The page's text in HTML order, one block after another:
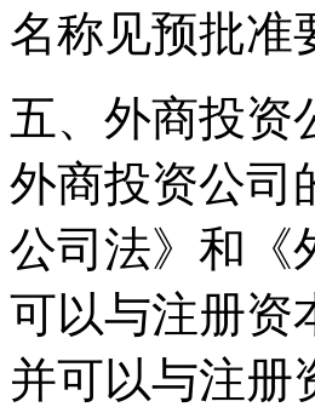
名称见预批准
五、外商投资
外商投资公司
公司法》和《
可以与注册资
并可以与注册